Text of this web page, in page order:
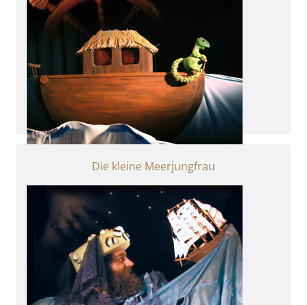
für Wasserratten ab 3
Die kleine Meerjungfrau